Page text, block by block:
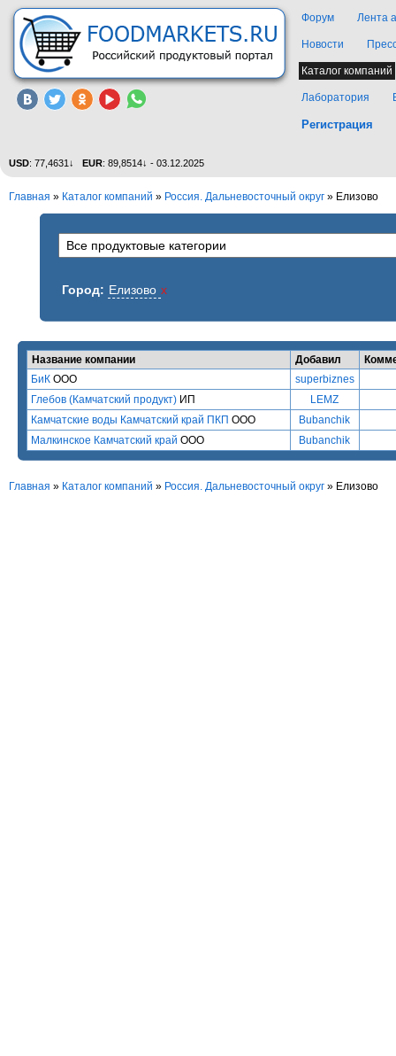
Форум Лента
Новости
Каталог компаний
Лаборатория
Регистрация
USD: 77,4631↓ EUR: 89,8514↓ - 03.12.2025
Главная » Каталог компаний » Россия. Дальневосточный округ » Елизово
Город: Елизово x
Название компании Добавил
БиК ООО
superbiznes
Глебов (Камчатский продукт) ИП
LEMZ
Камчатские воды Камчатский край ПКП ООО
Bubanchik
Малкинское Камчатский край ООО Bubanchik
Главная » Каталог компаний » Россия. Дальневосточный округ » Елизово